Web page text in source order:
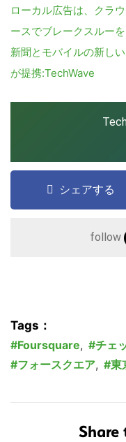
ローカル広告は、クラ
ースでブレークスルー
新聞とモバイルの新し
が提携:TechWave
シェアする
follow
Tags：
Foursquare, チェ
フォースクエア, 東
Share